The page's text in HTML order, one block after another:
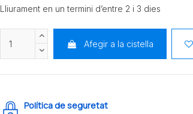
Lliurament en un termini d’entre 2 i 3 dies
Afegir a la cistella
Política de seguretat